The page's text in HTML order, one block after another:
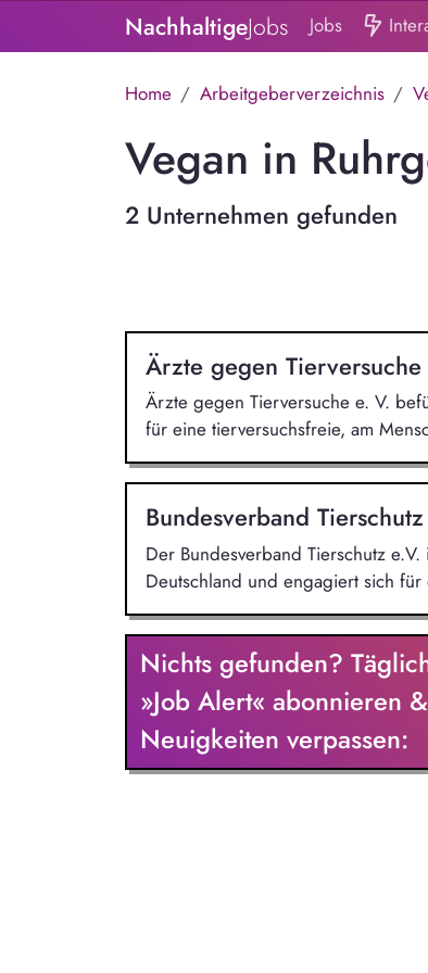
NachhaltigeJobs Jobs
Home Arbeitgeberverzeichnis
Vegan in
2 Unternehmen gefunden
Ärzte gegen Tierversuche
Ärzte gegen Tierversuche e. V.
für eine tierversuchsfreie, am
Bundesverband
Der Bundesverband Tierschutz
Deutschland und engagiert sich
Nichts gefunden?
»Job Alert« abonnieren
Neuigkeiten verpassen: